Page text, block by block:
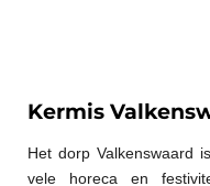
Kermis
Het dorp Valkenswaard
vele horeca en